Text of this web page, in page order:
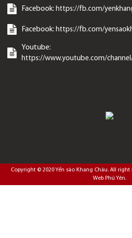
Facebook: https://fb.com/
Facebook: https://fb.com/
Youtube:
https://www.youtube.com/
Copyright © 2020Yến sào Khang Châu. All right
Web Phú Yên.